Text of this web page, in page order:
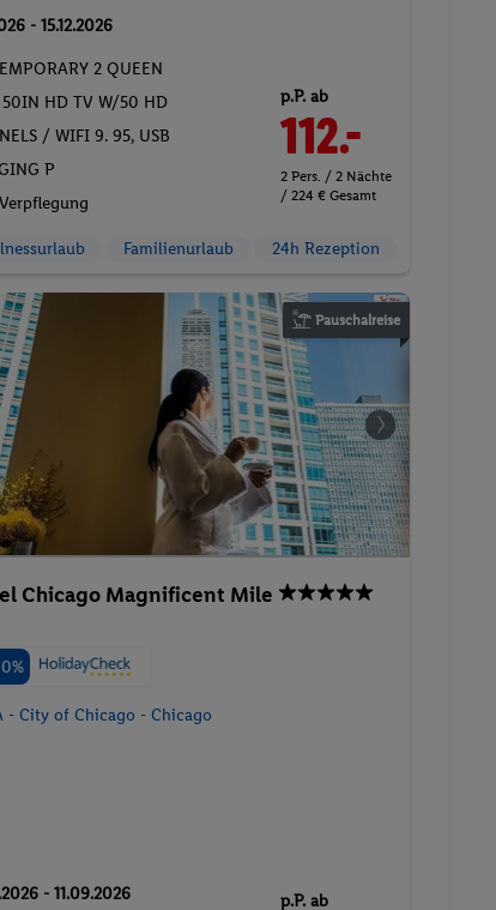
- 15.12.2026
2 QUEEN
50IN HD TV W/50 HD
/ WIFI 9. 95, USB
P
p.P. ab
112.-
2 Pers. / 2 Nächte
/ 224 € Gesamt
Familienurlaub 24h Rezeption
Pauschalreise
Chicago Magnificent Mile
- City of Chicago - Chicago
- 11.09.2026 p.P. ab